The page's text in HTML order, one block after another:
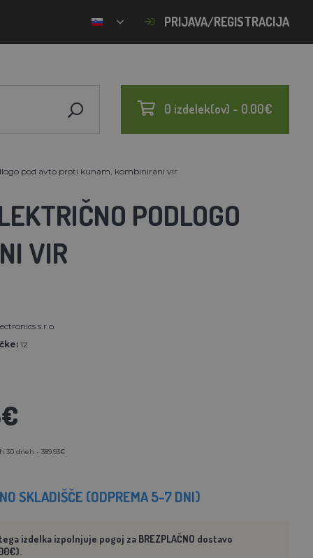
PRIJAVA/REGISTRACIJA
0 izdelek(ov) - 0.00€
pod avto proti kunam, kombinirani vir
PODLOGO
VIR
s.r.o.
12
30 dneh - 389.93€
SKLADIŠČE (ODPREMA 5-7 DNI)
izdelka izpolnjuje pogoj za BREZPLAČNO dostavo